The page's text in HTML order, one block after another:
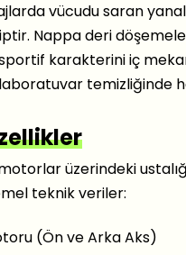
vücudu saran
Nappa deri
karakterini iç
temizliğinde
üzerindeki
teknik veriler:
(Ön ve Arka Aks)